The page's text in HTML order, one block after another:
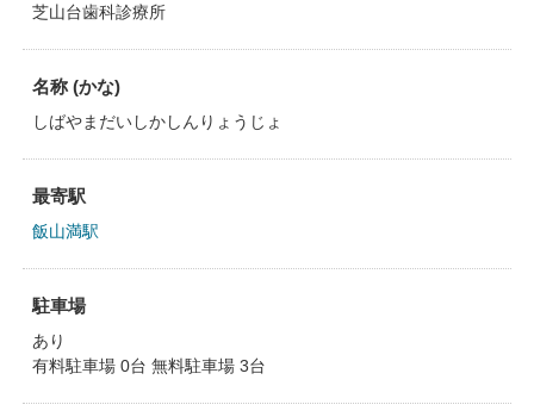
芝山台歯科診療所
名称 (かな)
しばやまだいしかしんりょうじょ
最寄駅
飯山満駅
駐車場
あり
有料駐車場 0台 無料駐車場 3台